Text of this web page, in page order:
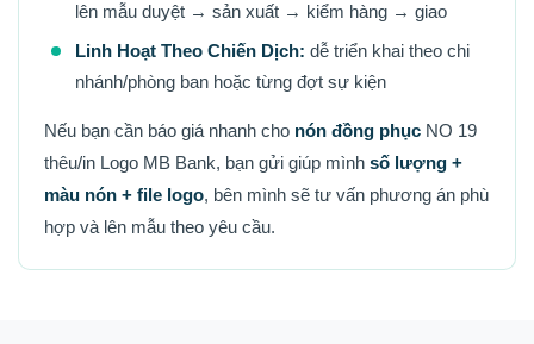
lên mẫu duyệt → sản xuất → kiểm hàng → giao
Linh Hoạt Theo Chiến Dịch: dễ triển khai theo chi
nhánh/phòng ban hoặc từng đợt sự kiện
Nếu bạn cần báo giá nhanh cho nón đồng phục NO 19
thêu/in Logo MB Bank, bạn gửi giúp mình số lượng +
màu nón + file logo, bên mình sẽ tư vấn phương án phù
hợp và lên mẫu theo yêu cầu.